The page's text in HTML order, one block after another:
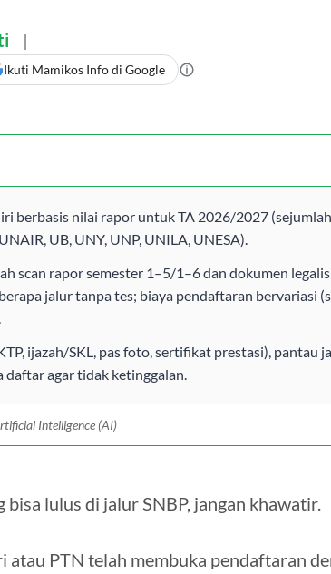
Ikuti Mamikos Info di Google
berbasis nilai rapor untuk TA 2026/2027 (sejumlah
UB, UNY, UNP, UNILA, UNESA).
scan rapor semester 1–5/1–6 dan dokumen
jalur tanpa tes; biaya pendaftaran bervariasi
ijazah/SKL, pas foto, sertifikat prestasi), pantau
daftar agar tidak ketinggalan.
Intelligence (AI)
lulus di jalur SNBP, jangan khawatir.
atau PTN telah membuka pendaftaran